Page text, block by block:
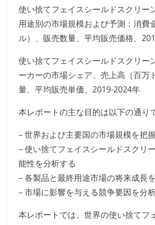
使い捨てフェイスシールドスクリー
用途別の市場規模および予測：消費
ル）、販売数量、平均販売価格、
使い捨てフェイスシールドスクリー
ーカーの市場シェア、売上高（百万
量、平均販売単価、2019-2024年
本レポートの主な目的は以下の通り
– 世界および主要国の市場規模を把
– 使い捨てフェイスシールドスクリ
能性を分析する
– 各製品と最終用途市場の将来成長
– 市場に影響を与える競争要因を分
本レポートでは、世界の使い捨てフ